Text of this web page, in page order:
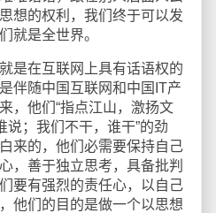
想的权利，我们终于可以发
就是全世界。
在互联网上具有话语权的
伴随中国互联网和中国IT产
，他们“指点江山，激扬文
说；我们不干，谁干”的劲
来的，他们必需要保持自己
，善于独立思考，具备批判
要有强烈的责任心，以自己
他们的目的是做一个以思想